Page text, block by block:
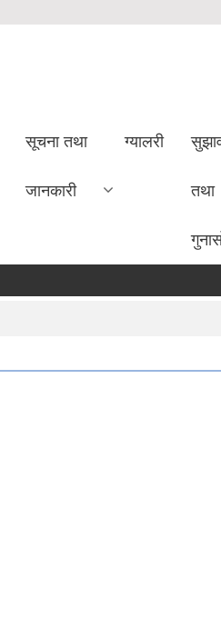
सूचना तथा
जानकारी
ग्यालरी
तथा